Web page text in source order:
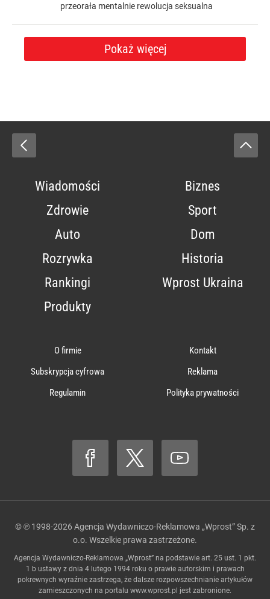
przeorała mentalnie rewolucja seksualna
Pokaż więcej
Wiadomości
Biznes
Zdrowie
Sport
Auto
Dom
Rozrywka
Historia
Rankingi
Wprost Ukraina
Produkty
O firmie
Kontakt
Subskrypcja cyfrowa
Reklama
Regulamin
Polityka prywatności
© ℗ 1998-2026 Agencja Wydawniczo-Reklamowa „Wprost” Sp. z
o.o. Wszelkie prawa zastrzeżone.
Agencja Wydawniczo-Reklamowa „Wprost” na podstawie art. 25 ust. 1 pkt.
1 b ustawy z dnia 4 lutego 1994 roku o prawie autorskim i prawach
pokrewnych wyraźnie zastrzega, że dalsze rozpowszechnianie artykułów
zamieszczonych na portalu www.wprost.pl jest zabronione.